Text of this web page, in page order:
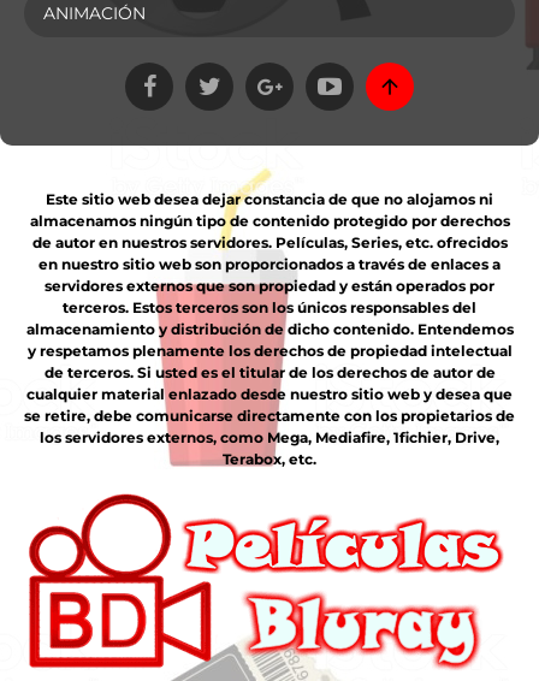
ANIMACIÓN
Este sitio web desea dejar constancia de que no alojamos ni
almacenamos ningún tipo de contenido protegido por derechos
de autor en nuestros servidores. Películas, Series, etc. ofrecidos
en nuestro sitio web son proporcionados a través de enlaces a
servidores externos que son propiedad y están operados por
terceros. Estos terceros son los únicos responsables del
almacenamiento y distribución de dicho contenido. Entendemos
y respetamos plenamente los derechos de propiedad intelectual
de terceros. Si usted es el titular de los derechos de autor de
cualquier material enlazado desde nuestro sitio web y desea que
se retire, debe comunicarse directamente con los propietarios de
los servidores externos, como Mega, Mediafire, 1fichier, Drive,
Terabox, etc.